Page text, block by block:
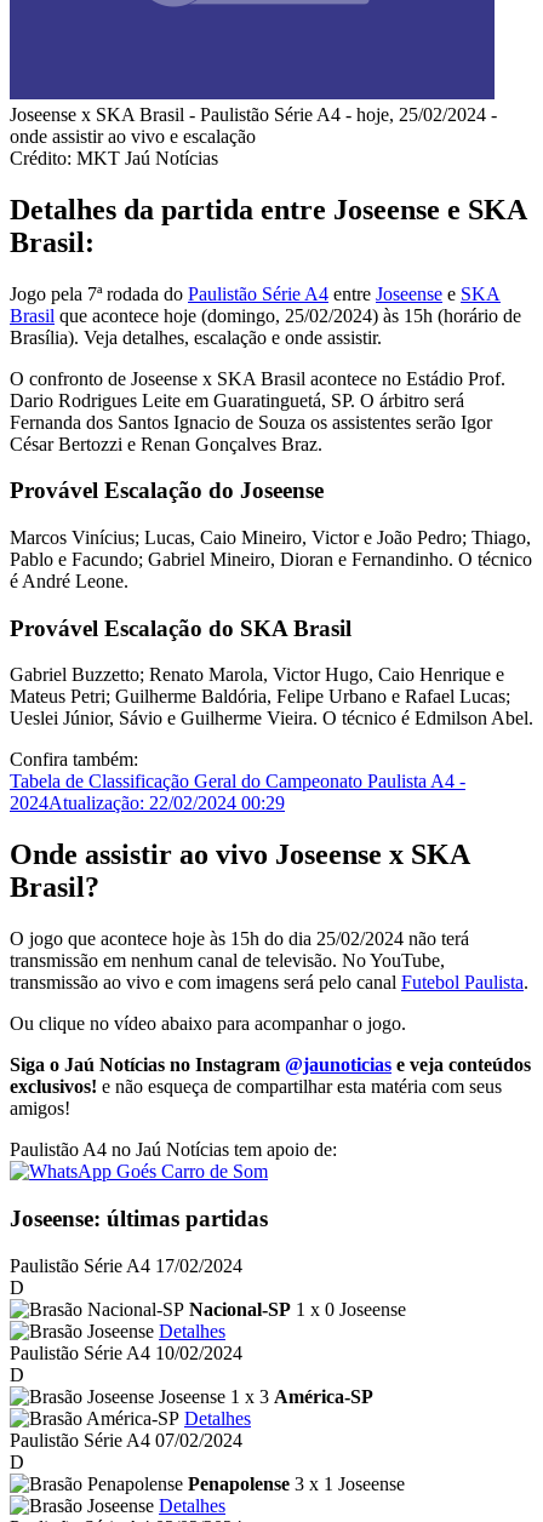
Joseense x SKA Brasil - Paulistão Série A4 - hoje, 25/02/2024 -
onde assistir ao vivo e escalação
Crédito: MKT Jaú Notícias
Detalhes da partida entre Joseense e SKA
Brasil:
Jogo pela 7ª rodada do Paulistão Série A4 entre Joseense e SKA
Brasil que acontece hoje (domingo, 25/02/2024) às 15h (horário de
Brasília). Veja detalhes, escalação e onde assistir.
O confronto de Joseense x SKA Brasil acontece no Estádio Prof.
Dario Rodrigues Leite em Guaratinguetá, SP. O árbitro será
Fernanda dos Santos Ignacio de Souza os assistentes serão Igor
César Bertozzi e Renan Gonçalves Braz.
Provável Escalação do Joseense
Marcos Vinícius; Lucas, Caio Mineiro, Victor e João Pedro; Thiago,
Pablo e Facundo; Gabriel Mineiro, Dioran e Fernandinho. O técnico
é André Leone.
Provável Escalação do SKA Brasil
Gabriel Buzzetto; Renato Marola, Victor Hugo, Caio Henrique e
Mateus Petri; Guilherme Baldória, Felipe Urbano e Rafael Lucas;
Ueslei Júnior, Sávio e Guilherme Vieira. O técnico é Edmilson Abel.
Confira também:
Tabela de Classificação Geral do Campeonato Paulista A4 -
2024Atualização: 22/02/2024 00:29
Onde assistir ao vivo Joseense x SKA
Brasil?
O jogo que acontece hoje às 15h do dia 25/02/2024 não terá
transmissão em nenhum canal de televisão. No YouTube,
transmissão ao vivo e com imagens será pelo canal Futebol Paulista.
Ou clique no vídeo abaixo para acompanhar o jogo.
Siga o Jaú Notícias no Instagram @jaunoticias e veja conteúdos
exclusivos! e não esqueça de compartilhar esta matéria com seus
amigos!
Paulistão A4 no Jaú Notícias tem apoio de:
Joseense: últimas partidas
Paulistão Série A4 17/02/2024
D
Nacional-SP 1 x 0 Joseense
Detalhes
Paulistão Série A4 10/02/2024
D
Joseense 1 x 3 América-SP
Detalhes
Paulistão Série A4 07/02/2024
D
Penapolense 3 x 1 Joseense
Detalhes